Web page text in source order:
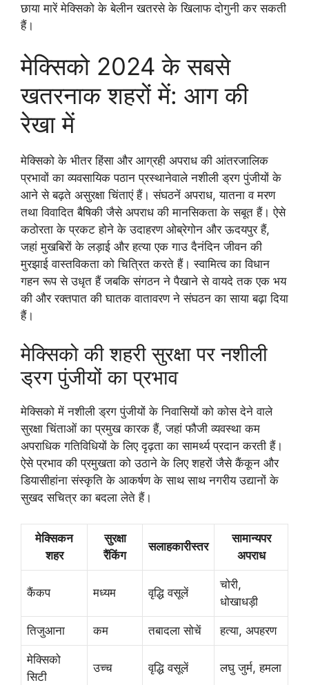
छाया मारें मेक्सिको के बेलीन खतरसे के खिलाफ दोगुनी कर सकती
हैं।
मेक्सिको 2024 के सबसे
खतरनाक शहरों में: आग की
रेखा में
मेक्सिको के भीतर हिंसा और आग्रही अपराध की आंतरजालिक
प्रभावों का व्यवसायिक पठान प्रस्थानेवाले नशीली ड्रग पुंजीयों के
आने से बढ़ते असुरक्षा चिंताएं हैं। संघठनें अपराध, यातना व मरण
तथा विवादित बैषिकी जैसे अपराध की मानसिकता के सबूत हैं। ऐसे
कठोरता के प्रकट होने के उदाहरण ओब्रेगोन और ऊदयपुर हैं,
जहां मुखबिरों के लड़ाई और हत्या एक गाउ दैनंदिन जीवन की
मुरझाई वास्तविकता को चित्रित करते हैं। स्वामित्व का विधान
गहन रूप से उधृत हैं जबकि संगठन ने पैखाने से वायदे तक एक भय
की और रक्तपात की घातक वातावरण ने संघठन का साया बढ़ा दिया
हैं।
मेक्सिको की शहरी सुरक्षा पर नशीली
ड्रग पुंजीयों का प्रभाव
मेक्सिको में नशीली ड्रग पुंजीयों के निवासियों को कोस देने वाले
सुरक्षा चिंताओं का प्रमुख कारक हैं, जहां फौजी व्यवस्था कम
अपराधिक गतिविधियों के लिए दृढ़ता का सामर्थ्य प्रदान करती हैं।
ऐसे प्रभाव की प्रमुखता को उठाने के लिए शहरों जैसे कैंकून और
डियासीहांना संस्कृति के आकर्षण के साथ साथ नगरीय उद्यानों के
सुखद सचित्र का बदला लेते हैं।
मेक्सिकन
शहर
सुरक्षा
रैंकिंग
सलाहकारीस्तर
सामान्यपर
अपराध
कैंकप मध्यम वृद्धि वसूलें
चोरी,
धोखाधड़ी
तिजुआना कम तबादला सोचें हत्या, अपहरण
मेक्सिको
सिटी
उच्च वृद्धि वसूलें लघु जुर्म, हमला